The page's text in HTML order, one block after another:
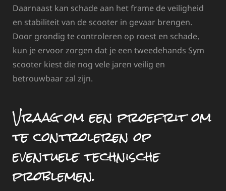
Daarnaast kan schade aan het frame de veiligheid
en stabiliteit van de scooter in gevaar brengen.
Door grondig te controleren op roest en schade,
kun je ervoor zorgen dat je een tweedehands Sym
scooter kiest die nog vele jaren veilig en
betrouwbaar zal zijn.
Vraag om een proefrit om
te controleren op
eventuele technische
problemen.